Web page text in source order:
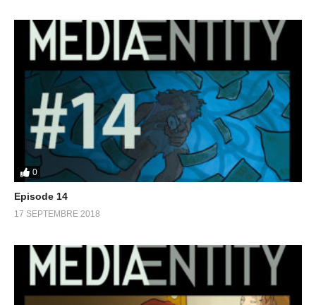
0
Episode 14
17 SEPTEMBRE 2018